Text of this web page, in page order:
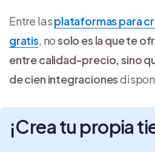
Entre lasplataformas para
gratis, nosolo es la que te
entre calidad-precio, sino
de cien integraciones
¡Crea tu propia